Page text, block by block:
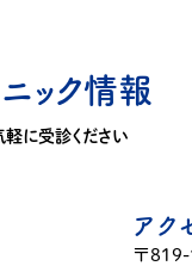
ニック情報
軽に受診ください
アク
〒